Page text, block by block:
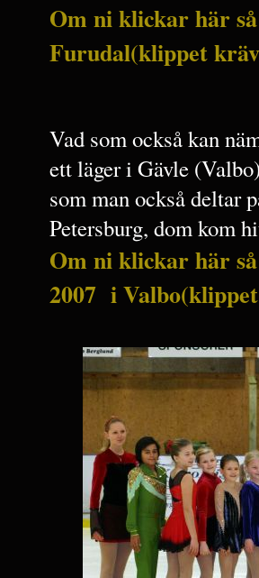
Om ni klickar här
Furudal(klippet
Vad som också kan
ett läger i Gävle
som man också deltar
Petersburg, dom kom
Om ni klickar här
2007 i